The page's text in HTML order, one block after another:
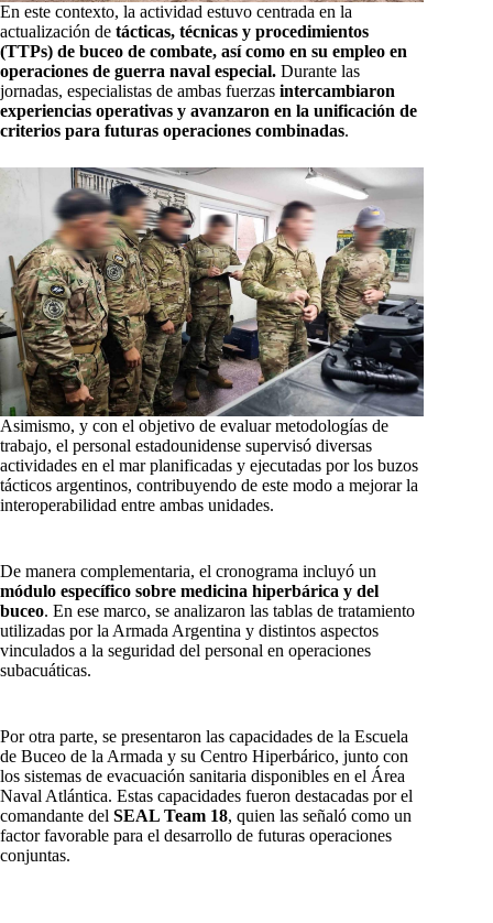
En este contexto, la actividad estuvo centrada en la
actualización de tácticas, técnicas y procedimientos
(TTPs) de buceo de combate, así como en su empleo en
operaciones de guerra naval especial. Durante las
jornadas, especialistas de ambas fuerzas intercambiaron
experiencias operativas y avanzaron en la unificación de
criterios para futuras operaciones combinadas.
Asimismo, y con el objetivo de evaluar metodologías de
trabajo, el personal estadounidense supervisó diversas
actividades en el mar planificadas y ejecutadas por los buzos
tácticos argentinos, contribuyendo de este modo a mejorar la
interoperabilidad entre ambas unidades.
De manera complementaria, el cronograma incluyó un
módulo específico sobre medicina hiperbárica y del
buceo. En ese marco, se analizaron las tablas de tratamiento
utilizadas por la Armada Argentina y distintos aspectos
vinculados a la seguridad del personal en operaciones
subacuáticas.
Por otra parte, se presentaron las capacidades de la Escuela
de Buceo de la Armada y su Centro Hiperbárico, junto con
los sistemas de evacuación sanitaria disponibles en el Área
Naval Atlántica. Estas capacidades fueron destacadas por el
comandante del SEAL Team 18, quien las señaló como un
factor favorable para el desarrollo de futuras operaciones
conjuntas.